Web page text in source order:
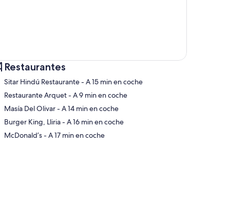
Restaurantes
‪Sitar Hindú Restaurante - ‬A 15 min en coche
‪Restaurante Arquet - ‬A 9 min en coche
‪Masía Del Olivar - ‬A 14 min en coche
‪Burger King, Lliria - ‬A 16 min en coche
‪McDonald’s - ‬A 17 min en coche